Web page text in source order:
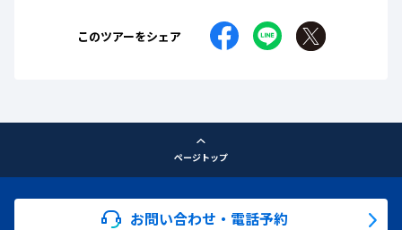
このツアーをシェア
ページトップ
お問い合わせ・電話予約